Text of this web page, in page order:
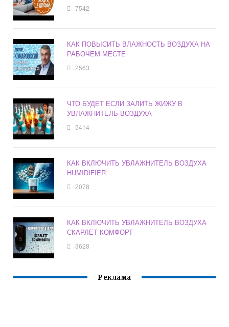
7542
КАК ПОВЫСИТЬ ВЛАЖНОСТЬ ВОЗДУХА НА
РАБОЧЕМ МЕСТЕ
2563
ЧТО БУДЕТ ЕСЛИ ЗАЛИТЬ ЖИЖУ В
УВЛАЖНИТЕЛЬ ВОЗДУХА
5414
КАК ВКЛЮЧИТЬ УВЛАЖНИТЕЛЬ ВОЗДУХА
HUMIDIFIER
2078
КАК ВКЛЮЧИТЬ УВЛАЖНИТЕЛЬ ВОЗДУХА
СКАРЛЕТ КОМФОРТ
3628
Реклама